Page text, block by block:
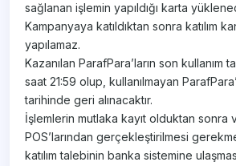
sağlanan işlemin yapıldığı karta
Kampanyaya katıldıktan sonra katılım
yapılamaz.
Kazanılan ParafPara’ların son kullanım
saat 21:59 olup, kullanılmayan
tarihinde geri alınacaktır.
İşlemlerin mutlaka kayıt olduktan sonra
POS’larından gerçekleştirilmesi
katılım talebinin banka sistemine